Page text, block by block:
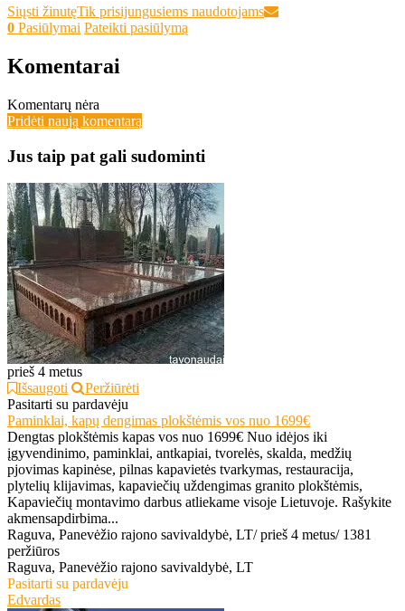
Siųsti žinutęTik prisijungusiems naudotojams
0 Pasiūlymai Pateikti pasiūlymą
Komentarai
Komentarų nėra
Pridėti naują komentarą
Jus taip pat gali sudominti
prieš 4 metus
Išsaugoti
Peržiūrėti
Pasitarti su pardavėju
Paminklai, kapų dengimas plokštėmis vos nuo 1699€
Dengtas plokštėmis kapas vos nuo 1699€ Nuo idėjos iki
įgyvendinimo, paminklai, antkapiai, tvorelės, skalda, medžių
pjovimas kapinėse, pilnas kapavietės tvarkymas, restauracija,
plytelių klijavimas, kapaviečių uždengimas granito plokštėmis,
Kapaviečių montavimo darbus atliekame visoje Lietuvoje. Rašykite
akmensapdirbima...
Raguva, Panevėžio rajono savivaldybė, LT/ prieš 4 metus/ 1381
peržiūros
Raguva, Panevėžio rajono savivaldybė, LT
Pasitarti su pardavėju
Edvardas